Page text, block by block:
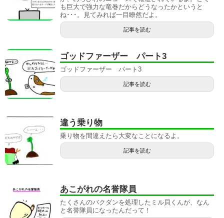
も巨大で強力な竜巻だからどうなったかというと
ね･･･。見てみれば一目瞭然だよ。
記事を読む
ゴッドファーザー パート3
ゴッドファーザー パート3
記事を読む
違う乗り物
乗り物を間違えたら大変なことになるよ。
記事を読む
あこがれの名誉隊員
たくさんのバクダンを処理したミル貝くんが、なん
と名誉隊員になったんだって！